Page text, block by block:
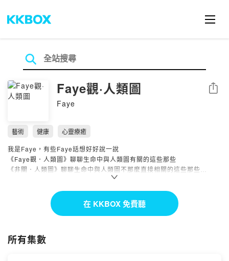
Faye觀·人類圖
Faye
分享
藝術 健康
心靈療癒
我是Faye，有些Faye話想好好說一說
《Faye觀．人類圖》聊聊生命中與人類圖有關的這些那些
《非關．人類圖》聊聊生命中與人類圖不那麼直接相關的這些那些
擁抱自己的方式很多很多
這一段路我們一起走 :)
https://www.instagram.com/faye.humandesign/
在 KKBOX 免費聽
所有集數